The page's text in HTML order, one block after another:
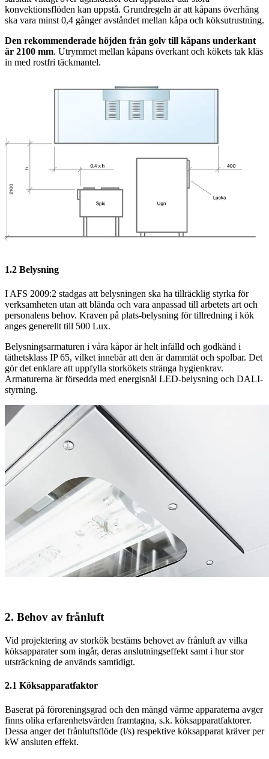
konvektionsflöden kan uppstå. Grundregeln är att kåpans överhäng
ska vara minst 0,4 gånger avståndet mellan kåpa och köksutrustning.
Den rekommenderade höjden från golv till kåpans underkant
är 2100 mm. Utrymmet mellan kåpans överkant och kökets tak kläs
in med rostfri täckmantel.
1.2 Belysning
I AFS 2009:2 stadgas att belysningen ska ha tillräcklig styrka för
verksamheten utan att blända och vara anpassad till arbetets art och
personalens behov. Kraven på plats-belysning för tillredning i kök
anges generellt till 500 Lux.
Belysningsarmaturen i våra kåpor är helt infälld och godkänd i
täthetsklass IP 65, vilket innebär att den är dammtät och spolbar. Det
gör det enklare att uppfylla storkökets stränga hygienkrav.
Armaturerna är försedda med energisnål LED-belysning och DALI-
styrning.
2. Behov av frånluft
Vid projektering av storkök bestäms behovet av frånluft av vilka
köksapparater som ingår, deras anslutningseffekt samt i hur stor
utsträckning de används samtidigt.
2.1 Köksapparatfaktor
Baserat på föroreningsgrad och den mängd värme apparaterna avger
finns olika erfarenhetsvärden framtagna, s.k. köksapparatfaktorer.
Dessa anger det frånluftsflöde (l/s) respektive köksapparat kräver per
kW ansluten effekt.